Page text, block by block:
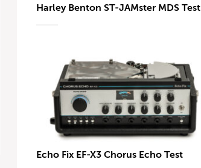
Harley Benton ST-JAMster MDS Test
Echo Fix EF-X3 Chorus Echo Test